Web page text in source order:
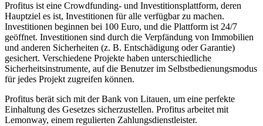
Profitus ist eine Crowdfunding- und Investitionsplattform, deren
Hauptziel es ist, Investitionen für alle verfügbar zu machen.
Investitionen beginnen bei 100 Euro, und die Plattform ist 24/7
geöffnet. Investitionen sind durch die Verpfändung von Immobilien
und anderen Sicherheiten (z. B. Entschädigung oder Garantie)
gesichert. Verschiedene Projekte haben unterschiedliche
Sicherheitsinstrumente, auf die Benutzer im Selbstbedienungsmodus
für jedes Projekt zugreifen können.
Profitus berät sich mit der Bank von Litauen, um eine perfekte
Einhaltung des Gesetzes sicherzustellen. Profitus arbeitet mit
Lemonway, einem regulierten Zahlungsdienstleister.